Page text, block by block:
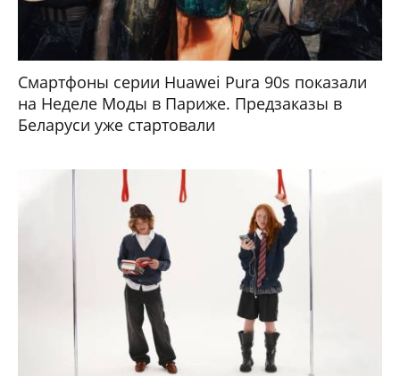
Смартфоны серии Huawei Pura 90s показали
на Неделе Моды в Париже. Предзаказы в
Беларуси уже стартовали